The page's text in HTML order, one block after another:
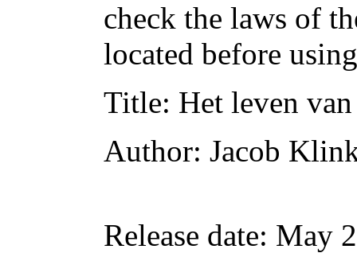
check the laws of
located before
Title: Het leven
Author: Jacob
Release date: May